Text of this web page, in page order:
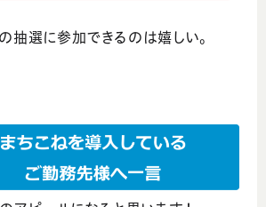
抽選に参加できるのは嬉しい。